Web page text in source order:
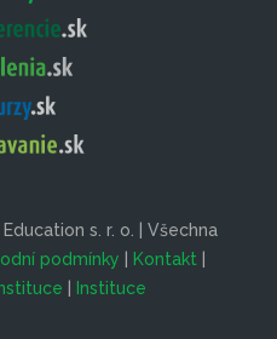
s. r. o. | Všechna
podmínky Kontakt
Instituce